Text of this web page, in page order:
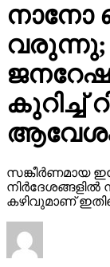
നാനോ
വരുന്നു;
കുറിച്ച്
സങ്കീര്‍ണമായ
കഴിവുമാണ്